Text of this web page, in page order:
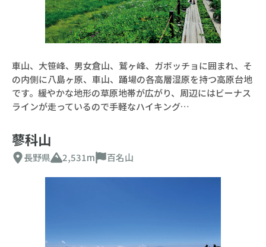
車山、大笹峰、男女倉山、鷲ヶ峰、ガボッチョに囲まれ、そ
の内側に八島ヶ原、車山、踊場の各高層湿原を持つ高原台地
です。緩やかな地形の草原地帯が広がり、周辺にはビーナス
ラインが走っているので手軽なハイキング…
蓼科山
長野県 2,531m 百名山